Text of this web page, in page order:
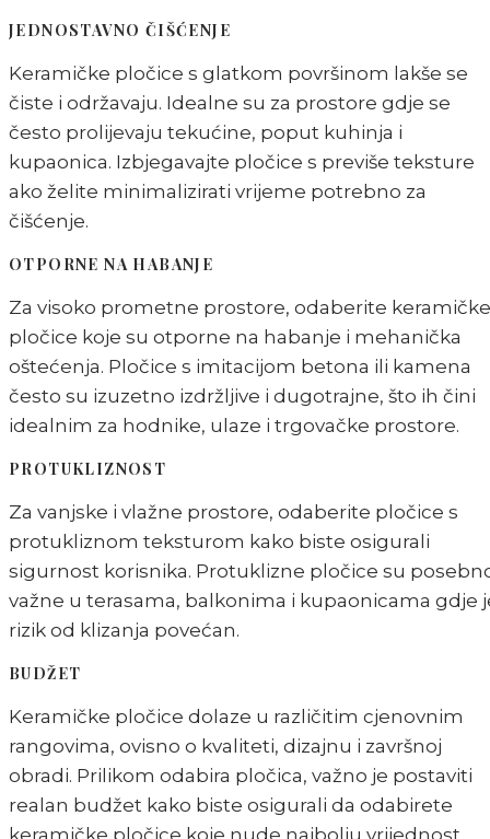
JEDNOSTAVNO ČIŠĆENJE
Keramičke pločice s glatkom površinom lakše se
čiste i održavaju. Idealne su za prostore gdje se
često prolijevaju tekućine, poput kuhinja i
kupaonica. Izbjegavajte pločice s previše teksture
ako želite minimalizirati vrijeme potrebno za
čišćenje.
OTPORNE NA HABANJE
Za visoko prometne prostore, odaberite keramičke
pločice koje su otporne na habanje i mehanička
oštećenja. Pločice s imitacijom betona ili kamena
često su izuzetno izdržljive i dugotrajne, što ih čini
idealnim za hodnike, ulaze i trgovačke prostore.
PROTUKLIZNOST
Za vanjske i vlažne prostore, odaberite pločice s
protukliznom teksturom kako biste osigurali
sigurnost korisnika. Protuklizne pločice su
važne u terasama, balkonima i kupaonicama gdje
rizik od klizanja povećan.
BUDŽET
Keramičke pločice dolaze u različitim cjenovnim
rangovima, ovisno o kvaliteti, dizajnu i završnoj
obradi. Prilikom odabira pločica, važno je postaviti
realan budžet kako biste osigurali da odabirete